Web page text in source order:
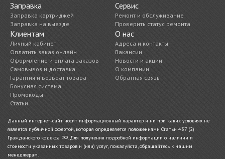
Заправка
Заправка картриджей
Заправка на выезде
Сервис
Ремонт и обслуживание
Проверить статус ремонта
Клиентам
Личный кабинет
Оплатить заказ онлайн
Оформление и оплата заказов
Самовывоз и доставка
Гарантия и возврат товара
Бонусная система
Промокоды
Статьи
О нас
Адреса и контакты
Вакансии
Новости и акции
О компании
Обратная связь
Данный интернет-сайт носит информационный характер и ни при каких условиях не
является публичной офертой, которая определяется положениями Статьи 437 (2)
Гражданского кодекса РФ. Для получения подробной информации о наличии и
стоимости указанных товаров и (или) услуг, пожалуйста, обращайтесь к нашим
менеджерам.